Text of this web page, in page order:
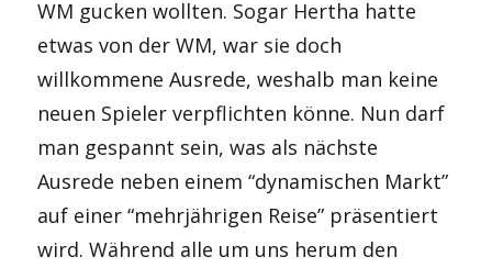
WM gucken wollten. Sogar Hertha hatte
etwas von der WM, war sie doch
willkommene Ausrede, weshalb man keine
neuen Spieler verpflichten könne. Nun darf
man gespannt sein, was als nächste
Ausrede neben einem “dynamischen Markt”
auf einer “mehrjährigen Reise” präsentiert
wird. Während alle um uns herum den